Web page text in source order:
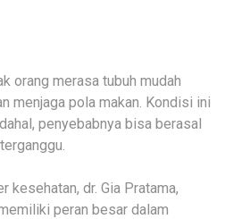
orang merasa tubuh mudah
menjaga pola makan. Kondisi ini
penyebabnya bisa berasal
kesehatan, dr. Gia Pratama,
peran besar dalam